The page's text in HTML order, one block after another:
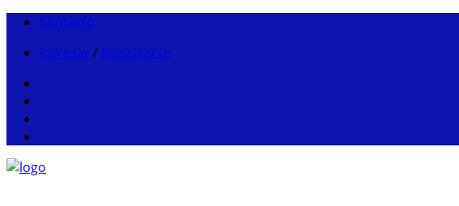
Contacto
Ingresar / Registrarse